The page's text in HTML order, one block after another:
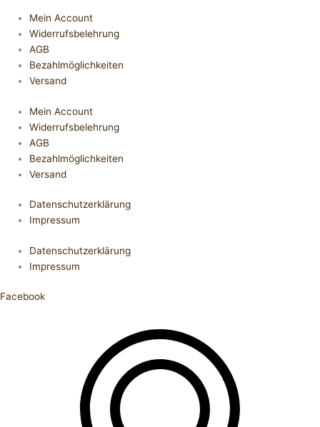
Mein Account
Widerrufsbelehrung
AGB
Bezahlmöglichkeiten
Versand
Mein Account
Widerrufsbelehrung
AGB
Bezahlmöglichkeiten
Versand
Datenschutzerklärung
Impressum
Datenschutzerklärung
Impressum
Facebook